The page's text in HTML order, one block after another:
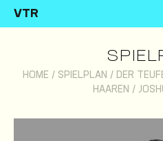
VTR
HOME / SPIELPLAN / DER
HAAREN /